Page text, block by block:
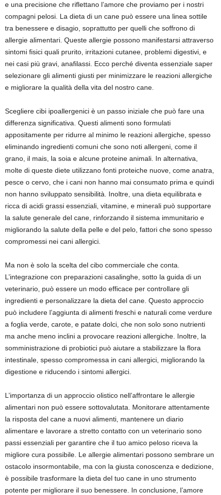
e una precisione che riflettano l’amore che proviamo per i nostri
compagni pelosi. La dieta di un cane può essere una linea sottile
tra benessere e disagio, soprattutto per quelli che soffrono di
allergie alimentari. Queste allergie possono manifestarsi attraverso
sintomi fisici quali prurito, irritazioni cutanee, problemi digestivi, e
nei casi più gravi, anafilassi. Ecco perché diventa essenziale saper
selezionare gli alimenti giusti per minimizzare le reazioni allergiche
e migliorare la qualità della vita del nostro cane.
Scegliere cibi ipoallergenici è un passo iniziale che può fare una
differenza significativa. Questi alimenti sono formulati
appositamente per ridurre al minimo le reazioni allergiche, spesso
eliminando ingredienti comuni che sono noti allergeni, come il
grano, il mais, la soia e alcune proteine animali. In alternativa,
molte di queste diete utilizzano fonti proteiche nuove, come anatra,
pesce o cervo, che i cani non hanno mai consumato prima e quindi
non hanno sviluppato sensibilità. Inoltre, una dieta equilibrata e
ricca di acidi grassi essenziali, vitamine, e minerali può supportare
la salute generale del cane, rinforzando il sistema immunitario e
migliorando la salute della pelle e del pelo, fattori che sono spesso
compromessi nei cani allergici.
Ma non è solo la scelta del cibo commerciale che conta.
L’integrazione con preparazioni casalinghe, sotto la guida di un
veterinario, può essere un modo efficace per controllare gli
ingredienti e personalizzare la dieta del cane. Questo approccio
può includere l’aggiunta di alimenti freschi e naturali come verdure
a foglia verde, carote, e patate dolci, che non solo sono nutrienti
ma anche meno inclini a provocare reazioni allergiche. Inoltre, la
somministrazione di probiotici può aiutare a stabilizzare la flora
intestinale, spesso compromessa in cani allergici, migliorando la
digestione e riducendo i sintomi allergici.
L’importanza di un approccio olistico nell’affrontare le allergie
alimentari non può essere sottovalutata. Monitorare attentamente
la risposta del cane a nuovi alimenti, mantenere un diario
alimentare e lavorare a stretto contatto con un veterinario sono
passi essenziali per garantire che il tuo amico peloso riceva la
migliore cura possibile. Le allergie alimentari possono sembrare un
ostacolo insormontabile, ma con la giusta conoscenza e dedizione,
è possibile trasformare la dieta del tuo cane in uno strumento
potente per migliorare il suo benessere. In conclusione, l’amore